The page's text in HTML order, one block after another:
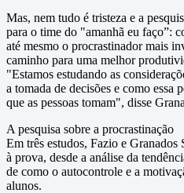
Mas, nem tudo é tristeza e a
para o time do "amanhã eu faço”:
até mesmo o procrastinador mais
caminho para uma melhor
"Estamos estudando as
a tomada de decisões e como essa
que as pessoas tomam", disse
A pesquisa sobre a procrastinação
Em três estudos, Fazio e Granados
à prova, desde a análise da
de como o autocontrole e a
alunos.